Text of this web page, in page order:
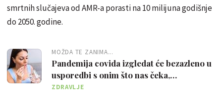
smrtnih slučajeva od AMR-a porasti na 10 milijuna godišnje
do 2050. godine.
MOŽDA TE ZANIMA...
Pandemija covida izgledat će bezazleno u
usporedbi s onim što nas čeka,
upozoravaju stručnjaci
ZDRAVLJE